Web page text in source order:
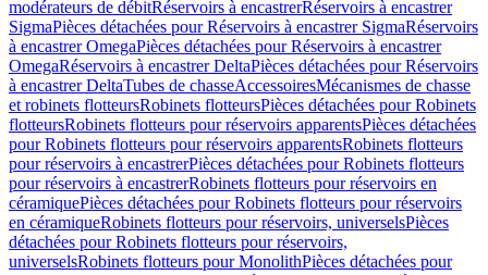
modérateurs de débitRéservoirs à encastrerRéservoirs à encastrer
SigmaPièces détachées pour Réservoirs à encastrer SigmaRéservoirs
à encastrer OmegaPièces détachées pour Réservoirs à encastrer
OmegaRéservoirs à encastrer DeltaPièces détachées pour Réservoirs
à encastrer DeltaTubes de chasseAccessoiresMécanismes de chasse
et robinets flotteursRobinets flotteursPièces détachées pour Robinets
flotteursRobinets flotteurs pour réservoirs apparentsPièces détachées
pour Robinets flotteurs pour réservoirs apparentsRobinets flotteurs
pour réservoirs à encastrerPièces détachées pour Robinets flotteurs
pour réservoirs à encastrerRobinets flotteurs pour réservoirs en
céramiquePièces détachées pour Robinets flotteurs pour réservoirs
en céramiqueRobinets flotteurs pour réservoirs, universelsPièces
détachées pour Robinets flotteurs pour réservoirs,
universelsRobinets flotteurs pour MonolithPièces détachées pour